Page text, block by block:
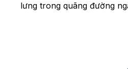
lưng trong quãng đường